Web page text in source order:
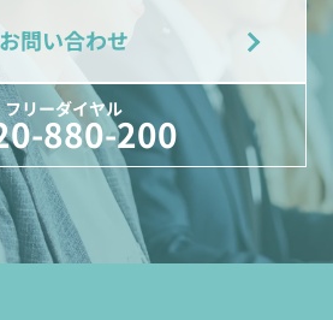
お問い合わせ
フリーダイヤル
880-200